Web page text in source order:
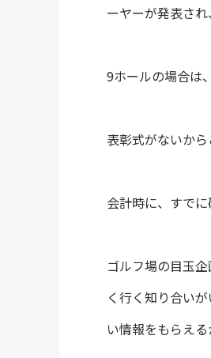
ーヤーが発表さ
9ホールの場合は
表彰式がないか
会計時に、すで
ゴルフ場の目玉
く行く知り合い
い情報をもらえる